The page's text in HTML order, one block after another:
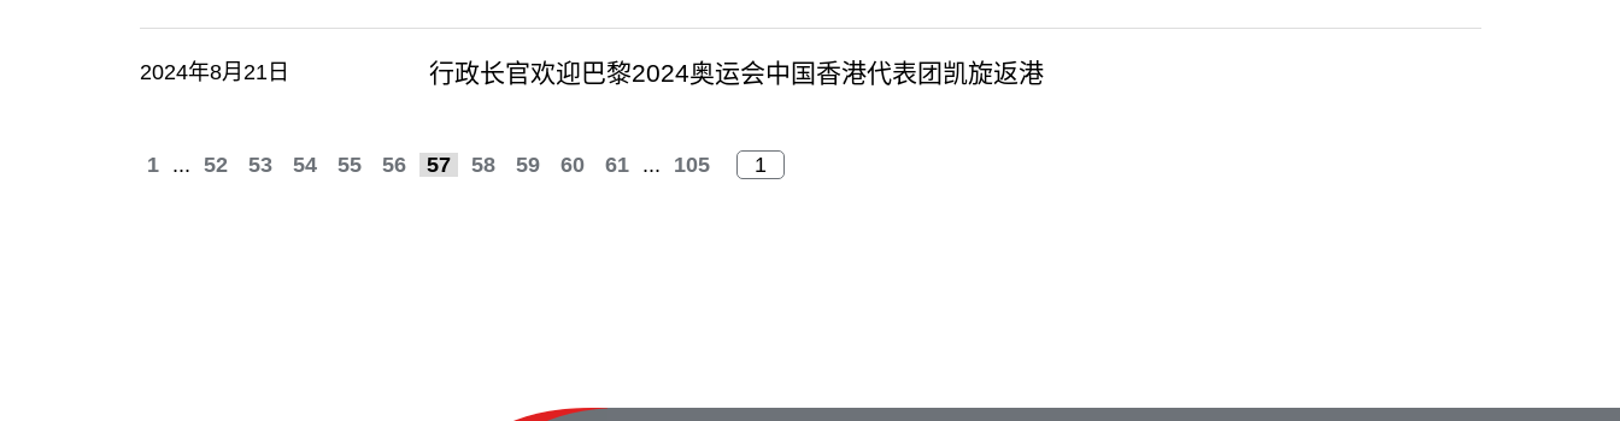
2024年8月21日 行政长官欢迎巴黎2024奥运会中国香港代表团凯旋返港
1 ... 52 53 54 55 56 57 58 59 60 61 ... 105